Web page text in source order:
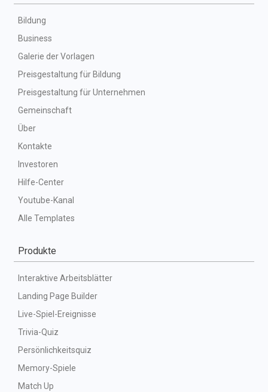
Bildung
Business
Galerie der Vorlagen
Preisgestaltung für Bildung
Preisgestaltung für Unternehmen
Gemeinschaft
Über
Kontakte
Investoren
Hilfe-Center
Youtube-Kanal
Alle Templates
Produkte
Interaktive Arbeitsblätter
Landing Page Builder
Live-Spiel-Ereignisse
Trivia-Quiz
Persönlichkeitsquiz
Memory-Spiele
Match Up